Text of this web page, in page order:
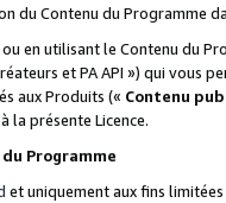
du Contenu du Programme
en utilisant le Contenu du
et PA API ») qui vous
aux Produits (« Contenu
la présente Licence.
Programme
et uniquement aux fins